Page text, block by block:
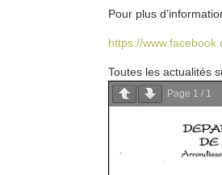
Pour plus
https://
Toutes les actualités
Page 1 / 1